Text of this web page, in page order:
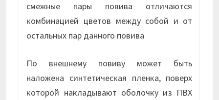
смежные пары повива отличаются
комбинацией цветов между собой и от
остальных пар данного повива
По внешнему повиву может быть
наложена синтетическая пленка, поверх
которой накладывают оболочку из ПВХ